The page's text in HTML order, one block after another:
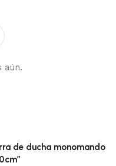
aún.
de ducha monomando